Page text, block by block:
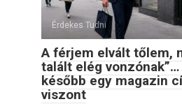
Érdekes Tudni
A férjem elvált tőlem,
talált elég
később egy magazin
viszont